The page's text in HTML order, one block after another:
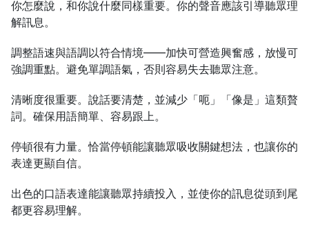
你怎麼說，和你說什麼同樣重要。你的聲音應該引導聽眾理
解訊息。
調整語速與語調以符合情境——加快可營造興奮感，放慢可
強調重點。避免單調語氣，否則容易失去聽眾注意。
清晰度很重要。說話要清楚，並減少「呃」「像是」這類贅
詞。確保用語簡單、容易跟上。
停頓很有力量。恰當停頓能讓聽眾吸收關鍵想法，也讓你的
表達更顯自信。
出色的口語表達能讓聽眾持續投入，並使你的訊息從頭到尾
都更容易理解。